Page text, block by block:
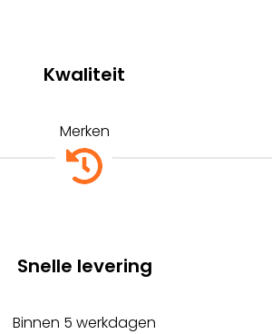
Kwaliteit
Merken
Snelle levering
Binnen 5 werkdagen